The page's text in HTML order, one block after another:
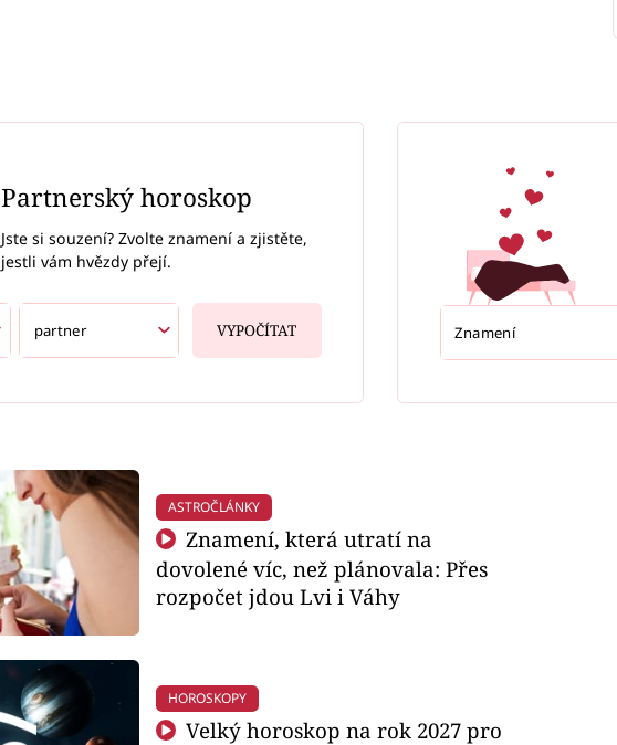
Partnerský horoskop
Jste si souzení? Zvolte znamení a zjistěte,
jestli vám hvězdy přejí.
VYPOČÍTAT
ASTROČLÁNKY
Znamení, která utratí na
dovolené víc, než plánovala: Přes
rozpočet jdou Lvi i Váhy
HOROSKOPY
Velký horoskop na rok 2027 pro